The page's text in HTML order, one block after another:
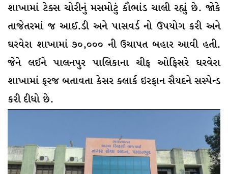
શાખામાં ટેક્સ ચોરીનું મસમોટું કૌભાંડ ચાલી રહ્યું છે. જોકે
તાજેતરમાં જ આઈ.ડી અને પાસવર્ડ નો ઉપયોગ કરી અને
ઘરવેરા શાખામાં ૭૦,૦૦૦ ની ઉચાપત બહાર આવી હતી.
જેને લઈને પાલનપુર પાલિકાના ચીફ ઓફિસરે ઘરવેરા
શાખામાં ફરજ બતાવતા કેસર ક્લાર્ક ઇરફાન સૈયદને સસ્પેન્ડ
કરી દીધો છે.